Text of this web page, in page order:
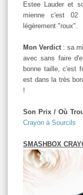
Estee Lauder et
mienne c'est 02
légèrement "roux".
Mon Verdict: sa
avec sans faire
bonne taille, c'est
est dans la très
!
Son Prix / Où
Crayon à Sourcils
SMASHBOX